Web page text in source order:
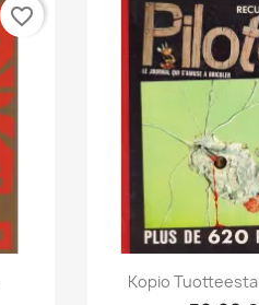
favorite_border

Kopio Tuotteesta